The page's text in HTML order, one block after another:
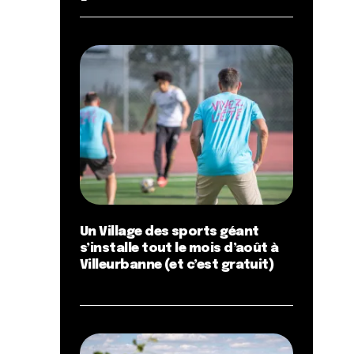
Un Village des sports géant
s’installe tout le mois d’août à
Villeurbanne (et c’est gratuit)